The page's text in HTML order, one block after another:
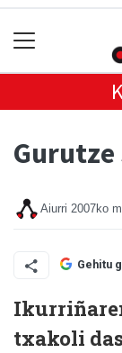
Gurutze
Aiurri 2007ko
Gehitu
txakoli